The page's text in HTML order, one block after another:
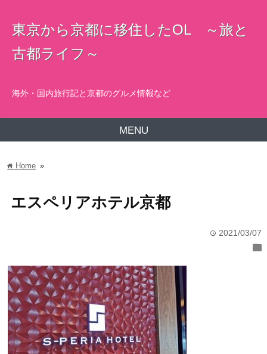
東京から京都に移住したOL ～旅と
古都ライフ～
海外・国内旅行記と京都のグルメ情報など
MENU
home Home »
エスペリアホテル京都
time 2021/03/07
folder